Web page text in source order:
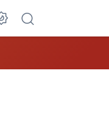
Dark Mode